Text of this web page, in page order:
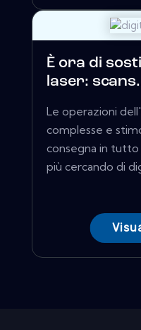
È ora di
laser:
Le operazioni
complesse e
consegna in
più cercando di